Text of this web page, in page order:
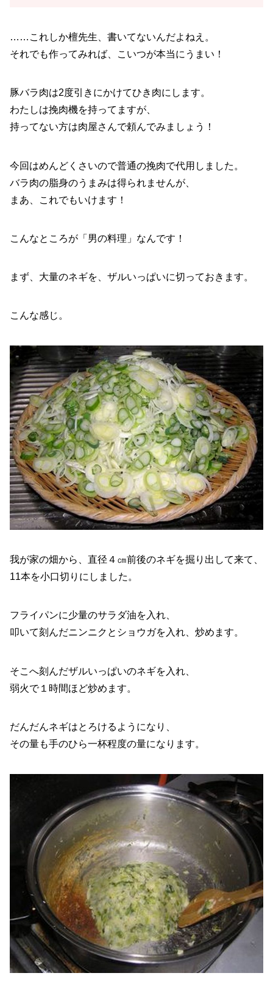
……これしか檀先生、書いてないんだよねえ。
それでも作ってみれば、こいつが本当にうまい！
豚バラ肉は2度引きにかけてひき肉にします。
わたしは挽肉機を持ってますが、
持ってない方は肉屋さんで頼んでみましょう！
今回はめんどくさいので普通の挽肉で代用しました。
バラ肉の脂身のうまみは得られませんが、
まあ、これでもいけます！
こんなところが「男の料理」なんです！
まず、大量のネギを、ザルいっぱいに切っておきます。
こんな感じ。
我が家の畑から、直径４㎝前後のネギを掘り出して来て、
11本を小口切りにしました。
フライパンに少量のサラダ油を入れ、
叩いて刻んだニンニクとショウガを入れ、炒めます。
そこへ刻んだザルいっぱいのネギを入れ、
弱火で１時間ほど炒めます。
だんだんネギはとろけるようになり、
その量も手のひら一杯程度の量になります。